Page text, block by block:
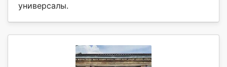
универсалы.